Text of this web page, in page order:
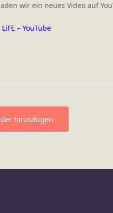
wir ein neues Video auf
– YouTube
hinzufügen